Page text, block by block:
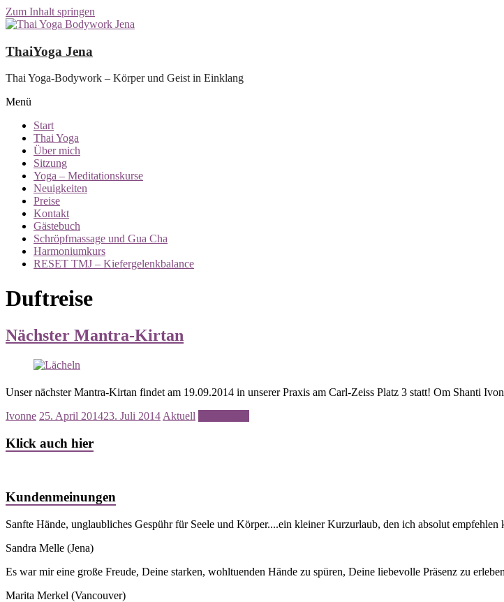
Zum Inhalt springen
ThaiYoga Jena
Thai Yoga-Bodywork – Körper und Geist in Einklang
Menü
Start
Thai Yoga
Über mich
Sitzung
Yoga – Meditationskurse
Neuigkeiten
Preise
Kontakt
Gästebuch
Schröpfmassage und Gua Cha
Harmoniumkurs
RESET TMJ – Kiefergelenkbalance
Duftreise
Nächster Mantra-Kirtan
Unser nächster Mantra-Kirtan findet am 19.09.2014 in unserer Praxis am Carl-Zeiss Platz 3 statt! Om Shanti
Ivonne 25. April 201423. Juli 2014 Aktuell
Klick auch hier
Kundenmeinungen
Sanfte Hände, unglaubliches Gespühr für Seele und Körper....ein kleiner Kurzurlaub, den ich absolut
Sandra Melle (Jena)
Es war mir eine große Freude, Deine starken, wohltuenden Hände zu spüren, Deine liebevolle Präsenz zu
Marita Merkel (Vancouver)